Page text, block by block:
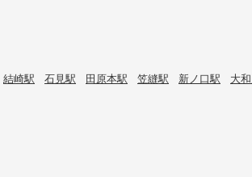
結崎駅 石見駅 田原本駅 笠縫駅 新ノ口駅 大